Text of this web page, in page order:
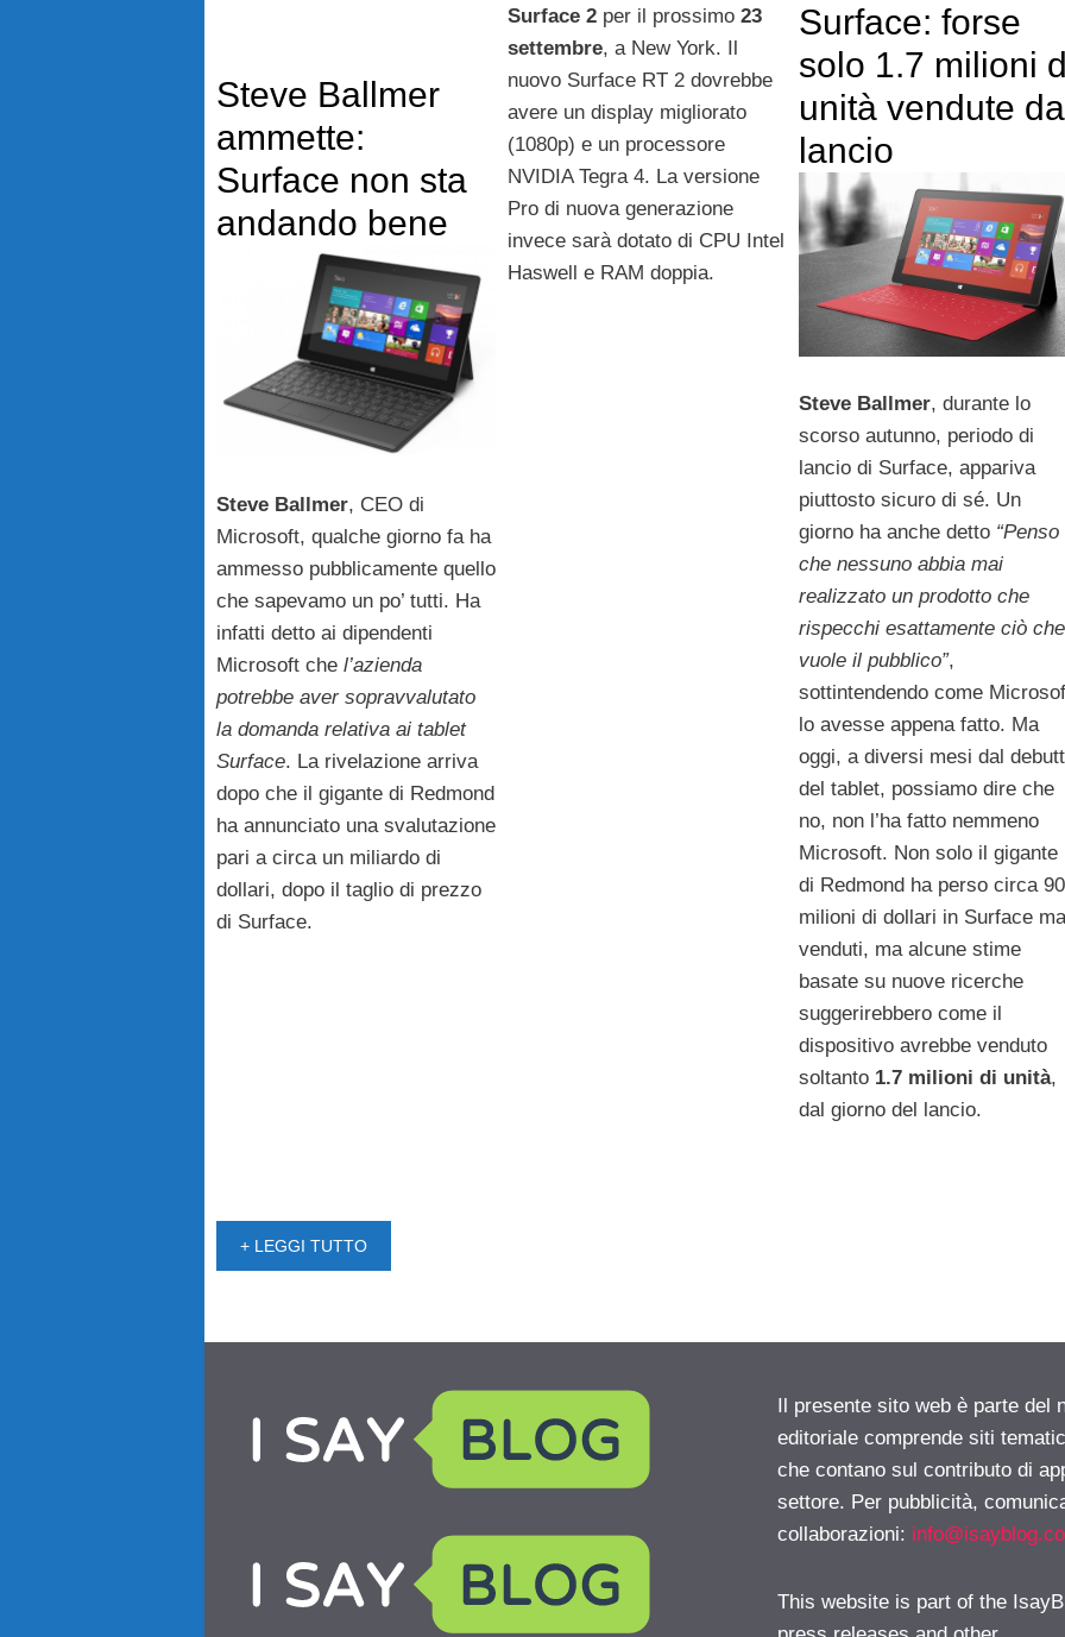
Surface 2per il prossimo 23
settembre, a New York. Il
nuovo Surface RT 2 dovrebbe
avere un display migliorato
(1080p) e un processore
NVIDIA Tegra 4. La versione
Pro di nuova generazione
invece sarà dotato di CPU Intel
Haswell e RAM doppia.
Surface: forse
solo 1.7 milioni
unità vendute
lancio
Steve Ballmer, durante lo
scorso autunno, periodo di
lancio di Surface, appariva
piuttosto sicuro di sé. Un
giorno ha anche detto “Penso
che nessuno abbia mai
realizzato un prodotto che
rispecchi esattamente ciò che
vuole il pubblico”,
sottintendendo come
lo avesse appena fatto. Ma
oggi, a diversi mesi dal
del tablet, possiamo dire che
no, non l’ha fatto nemmeno
Microsoft. Non solo il gigante
di Redmond ha perso circa
milioni di dollari in Surface
venduti, ma alcune stime
basate su nuove ricerche
suggerirebbero come il
dispositivo avrebbe venduto
soltanto 1.7 milioni di unità,
dal giorno del lancio.
Steve Ballmer
ammette:
Surface non sta
andando bene
Steve Ballmer, CEO di
Microsoft, qualche giorno fa ha
ammesso pubblicamente quello
che sapevamo un po’ tutti. Ha
infatti detto ai dipendenti
Microsoft che l’azienda
potrebbe aver sopravvalutato
la domanda relativa ai tablet
Surface. La rivelazione arriva
dopo che il gigante di Redmond
ha annunciato una svalutazione
pari a circa un miliardo di
dollari, dopo il taglio di prezzo
di Surface.
+ LEGGI TUTTO
Il presente sito web è parte del
editoriale comprende siti
che contano sul contributo di
settore. Per pubblicità,
collaborazioni:
This website is part of the